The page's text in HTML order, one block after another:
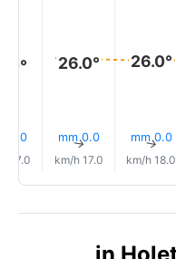
26.0°
0.0 mm
↑
18.0 km/h
26.0°
0.0 mm
↑
17.0 km/h
0.0 mm
17.0 km/h